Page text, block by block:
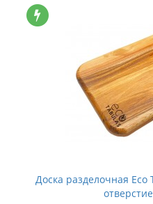
Доска разделочная